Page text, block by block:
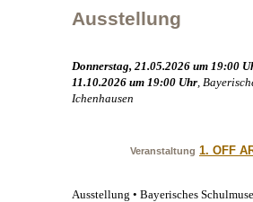
Ausstellung
Donnerstag, 21.05.2026 um 19:00
11.10.2026 um 19:00 Uhr ,
Ichenhausen
Veranstaltung 1. OFF
Ausstellung • Bayerisches